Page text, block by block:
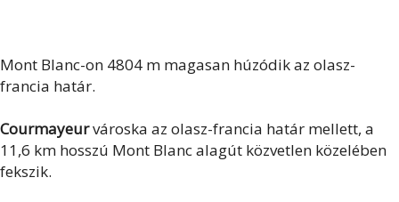
Mont Blanc-on 4804 m magasan húzódik az olasz-
francia határ.
Courmayeurvároska az olasz-francia határ mellett, a
11,6 km hosszú Mont Blanc alagút közvetlen közelében
fekszik.